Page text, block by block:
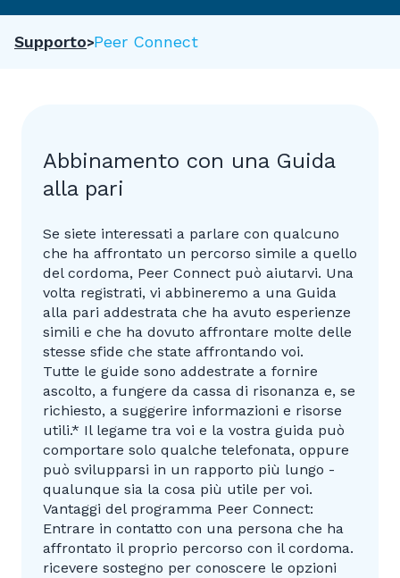
Supporto Peer Connect
Abbinamento con una Guida
alla pari
Se siete interessati a parlare con qualcuno
che ha affrontato un percorso simile a quello
del cordoma, Peer Connect può aiutarvi. Una
volta registrati, vi abbineremo a una Guida
alla pari addestrata che ha avuto esperienze
simili e che ha dovuto affrontare molte delle
stesse sfide che state affrontando voi.
Tutte le guide sono addestrate a fornire
ascolto, a fungere da cassa di risonanza e, se
richiesto, a suggerire informazioni e risorse
utili.* Il legame tra voi e la vostra guida può
comportare solo qualche telefonata, oppure
può svilupparsi in un rapporto più lungo -
qualunque sia la cosa più utile per voi.
Vantaggi del programma Peer Connect:
Entrare in contatto con una persona che ha
affrontato il proprio percorso con il cordoma.
ricevere sostegno per conoscere le opzioni